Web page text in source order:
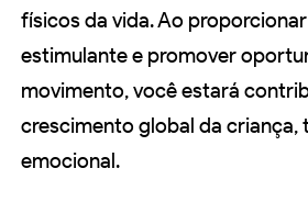
físicos da vida. Ao
estimulante e promover
movimento, você estará
crescimento global da
emocional.